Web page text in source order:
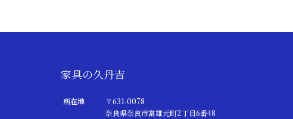
家具の久丹吉
所在地
〒631-0078
奈良県奈良市富雄元町2丁目6番48